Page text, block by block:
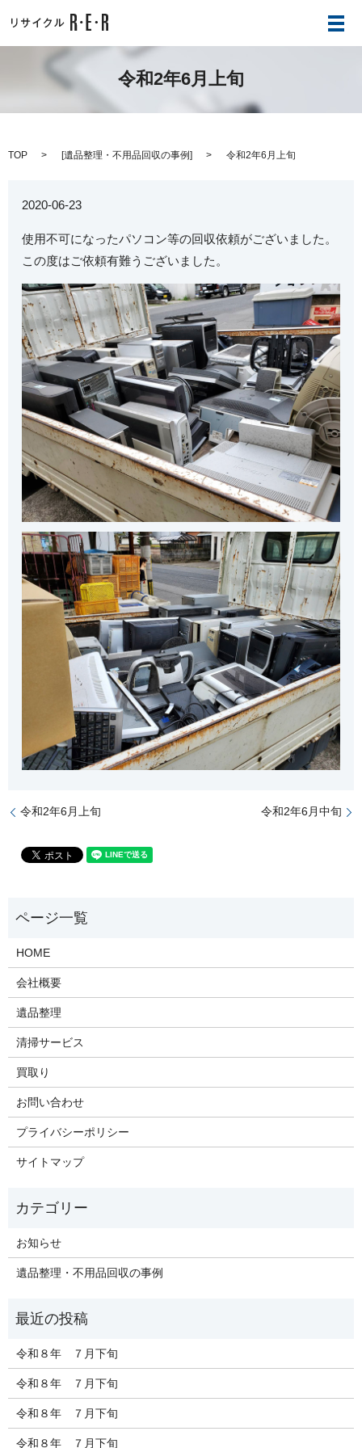
メ
令和2年6月上旬
TOP [遺品整理・不用品回収の事例] 令和2年6月上旬
2020-06-23
使用不可になったパソコン等の回収依頼がございました。
この度はご依頼有難うございました。
令和2年6月上旬 令和2年6月中旬
HOME
会社概要
遺品整理
清掃サービス
買取り
お問い合わせ
プライバシーポリシー
サイトマップ
お知らせ
遺品整理・不用品回収の事例
令和８年 ７月下旬
令和８年 ７月下旬
令和８年 ７月下旬
令和８年 ７月下旬